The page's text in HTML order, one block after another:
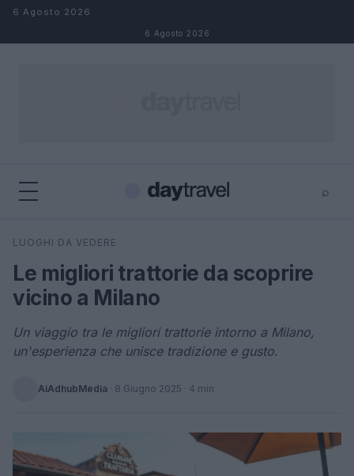
Salta al contenuto
6 Agosto 2026
6 Agosto 2026
⌕
Cerca
LUOGHI DA VEDERE
Le migliori trattorie da scoprire
vicino a Milano
Un viaggio tra le migliori trattorie intorno a Milano,
un'esperienza che unisce tradizione e gusto.
AiAdhubMedia · 8 Giugno 2025 · 4 min